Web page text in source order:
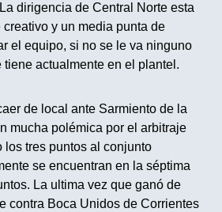
dirigencia de Central Norte esta
y un media punta de
el equipo, si no se le va ninguno
actualmente en el plantel.
de local ante Sarmiento de la
mucha polémica por el arbitraje
los tres puntos al conjunto
se encuentran en la séptima
La ultima vez que ganó de
contra Boca Unidos de Corrientes